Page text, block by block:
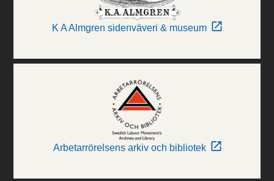
K A Almgren sidenväveri & museum
Arbetarrörelsens arkiv och bibliotek